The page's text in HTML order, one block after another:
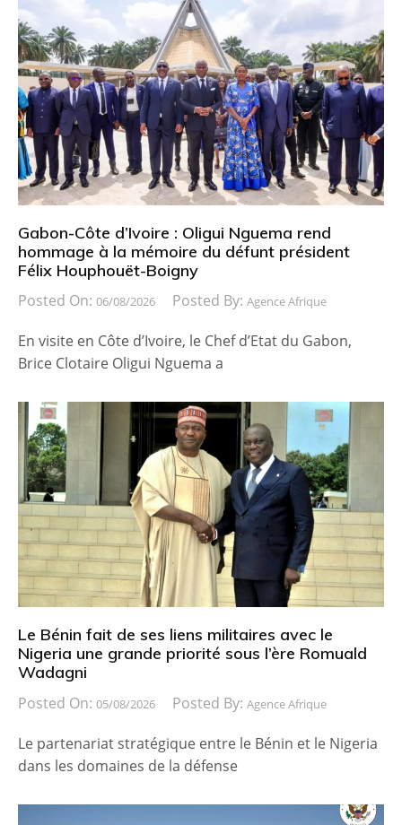
Gabon-Côte d’Ivoire : Oligui Nguema rend
hommage à la mémoire du défunt président
Félix Houphouët-Boigny
Posted On: 06/08/2026 Posted By: Agence Afrique
En visite en Côte d’Ivoire, le Chef d’Etat du Gabon,
Brice Clotaire Oligui Nguema a
Le Bénin fait de ses liens militaires avec le
Nigeria une grande priorité sous l’ère Romuald
Wadagni
Posted On: 05/08/2026 Posted By: Agence Afrique
Le partenariat stratégique entre le Bénin et le Nigeria
dans les domaines de la défense